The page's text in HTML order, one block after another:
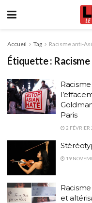
Accueil Tag Racisme anti-
Étiquette :
Paris
2 FÉVRIER
19
et